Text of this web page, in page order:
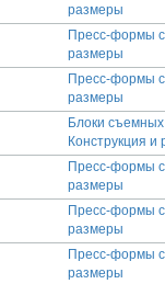
размеры
Пресс-формы
размеры
Пресс-формы
размеры
Блоки
Конструкция и
Пресс-формы
размеры
Пресс-формы
размеры
Пресс-формы
размеры